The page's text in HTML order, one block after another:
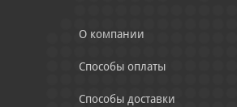
О компании
Способы оплаты
Способы доставки